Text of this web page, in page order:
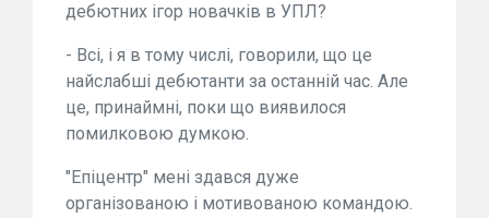
дебютних ігор новачків в УПЛ?
- Всі, і я в тому числі, говорили, що це
найслабші дебютанти за останній час. Але
це, принаймні, поки що виявилося
помилковою думкою.
"Епіцентр" мені здався дуже
організованою і мотивованою командою.